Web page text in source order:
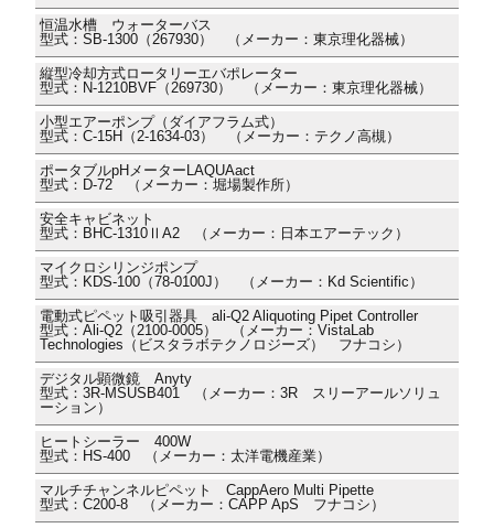
恒温水槽 ウォーターバス
型式：SB-1300（267930） （メーカー：東京理化器械）
縦型冷却方式ロータリーエバポレーター
型式：N-1210BVF（269730） （メーカー：東京理化器械）
小型エアーポンプ（ダイアフラム式）
型式：C-15H（2-1634-03） （メーカー：テクノ高槻）
ポータブルpHメーターLAQUAact
型式：D-72 （メーカー：堀場製作所）
安全キャビネット
型式：BHC-1310ⅡA2 （メーカー：日本エアーテック）
マイクロシリンジポンプ
型式：KDS-100（78-0100J） （メーカー：Kd Scientific）
電動式ピペット吸引器具 ali-Q2 Aliquoting Pipet Controller
型式：Ali-Q2（2100-0005） （メーカー：VistaLab
Technologies（ビスタラボテクノロジーズ） フナコシ）
デジタル顕微鏡 Anyty
型式：3R-MSUSB401 （メーカー：3R スリーアールソリュ
ーション）
ヒートシーラー 400W
型式：HS-400 （メーカー：太洋電機産業）
マルチチャンネルピペット CappAero Multi Pipette
型式：C200-8 （メーカー：CAPP ApS フナコシ）